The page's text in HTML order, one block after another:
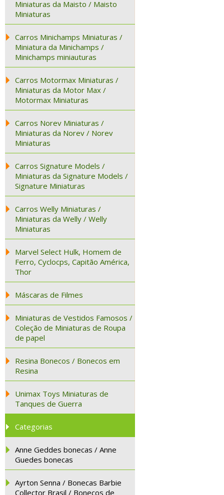
Miniaturas da Maisto / Maisto
Miniaturas
Carros Minichamps Miniaturas /
Miniatura da Minichamps /
Minichamps miniauturas
Carros Motormax Miniaturas /
Miniaturas da Motor Max /
Motormax Miniaturas
Carros Norev Miniaturas /
Miniaturas da Norev / Norev
Miniaturas
Carros Signature Models /
Miniaturas da Signature Models /
Signature Miniaturas
Carros Welly Miniaturas /
Miniaturas da Welly / Welly
Miniaturas
Marvel Select Hulk, Homem de
Ferro, Cyclocps, Capitão América,
Thor
Máscaras de Filmes
Miniaturas de Vestidos Famosos /
Coleção de Miniaturas de Roupa
de papel
Resina Bonecos / Bonecos em
Resina
Unimax Toys Miniaturas de
Tanques de Guerra
Categorias
Anne Geddes bonecas / Anne
Guedes bonecas
Ayrton Senna / Bonecas Barbie
Collector Brasil / Bonecos de